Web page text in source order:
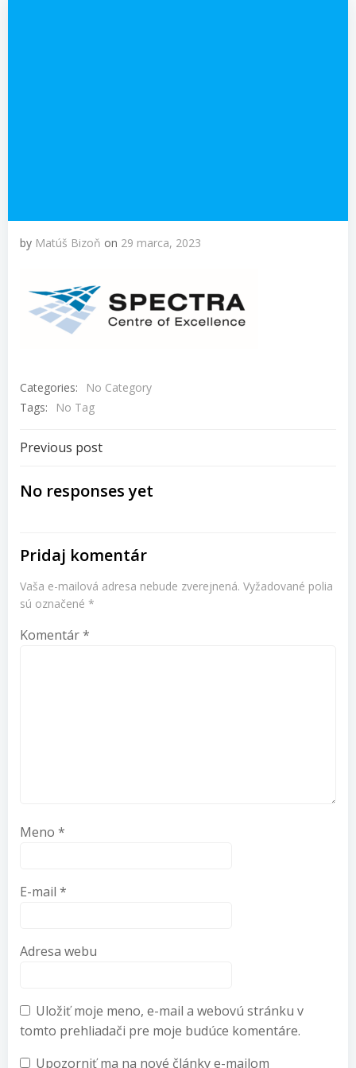
by Matúš Bizoň on 29 marca, 2023
Categories:
No Category
Tags:
No Tag
Navigácia
v
Previous post
No responses yet
Pridaj komentár
Vaša e-mailová adresa nebude zverejnená. Vyžadované polia
sú označené *
Komentár*
Meno *
E-mail *
Adresa webu
Uložiť moje meno, e-mail a webovú stránku v
tomto prehliadači pre moje budúce komentáre.
Upozorniť ma na nové články e-mailom